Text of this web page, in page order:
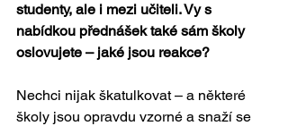
studenty, ale i mezi učiteli. Vy s
nabídkou přednášek také sám školy
oslovujete – jaké jsou reakce?
Nechci nijak škatulkovat – a některé
školy jsou opravdu vzorné a snaží se